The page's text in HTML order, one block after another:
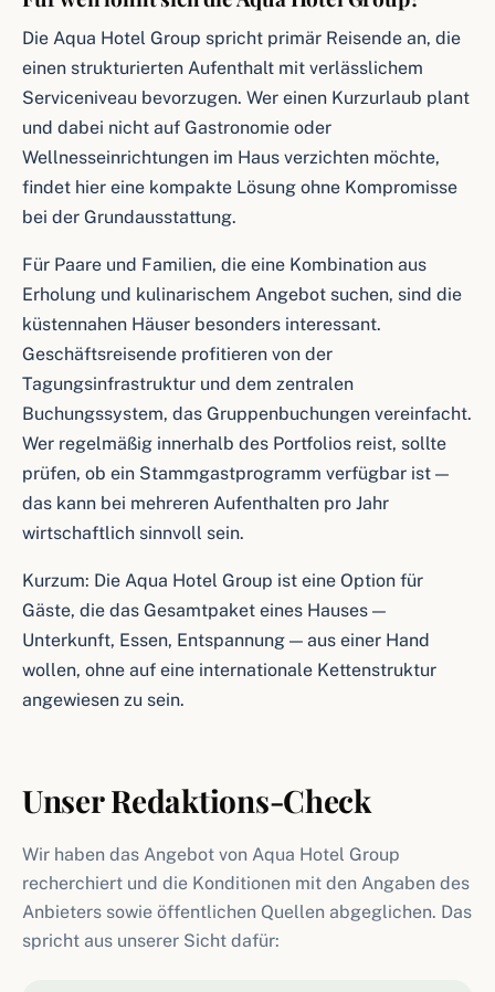
Die Aqua Hotel Group spricht primär Reisende an, die
einen strukturierten Aufenthalt mit verlässlichem
Serviceniveau bevorzugen. Wer einen Kurzurlaub plant
und dabei nicht auf Gastronomie oder
Wellnesseinrichtungen im Haus verzichten möchte,
findet hier eine kompakte Lösung ohne Kompromisse
bei der Grundausstattung.
Für Paare und Familien, die eine Kombination aus
Erholung und kulinarischem Angebot suchen, sind die
küstennahen Häuser besonders interessant.
Geschäftsreisende profitieren von der
Tagungsinfrastruktur und dem zentralen
Buchungssystem, das Gruppenbuchungen vereinfacht.
Wer regelmäßig innerhalb des Portfolios reist, sollte
prüfen, ob ein Stammgastprogramm verfügbar ist —
das kann bei mehreren Aufenthalten pro Jahr
wirtschaftlich sinnvoll sein.
Kurzum: Die Aqua Hotel Group ist eine Option für
Gäste, die das Gesamtpaket eines Hauses —
Unterkunft, Essen, Entspannung — aus einer Hand
wollen, ohne auf eine internationale Kettenstruktur
angewiesen zu sein.
Unser Redaktions-Check
Wir haben das Angebot von Aqua Hotel Group
recherchiert und die Konditionen mit den Angaben des
Anbieters sowie öffentlichen Quellen abgeglichen. Das
spricht aus unserer Sicht dafür: